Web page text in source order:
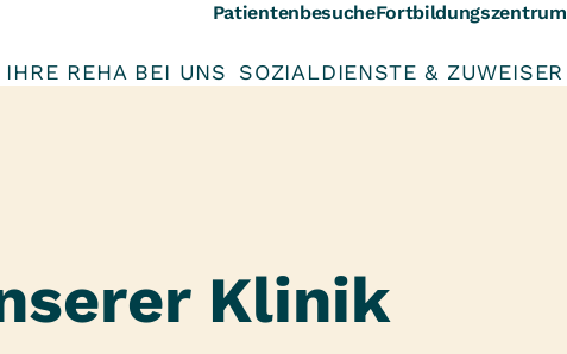
PatientenbesucheFortbildungszentrum
IHRE REHA BEI UNS SOZIALDIENSTE & ZUWEISER
Klinik